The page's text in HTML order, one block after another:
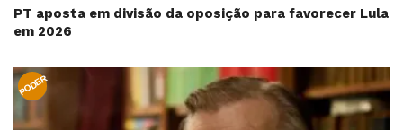
PT aposta em divisão da oposição para favorecer Lula
em 2026
PODER